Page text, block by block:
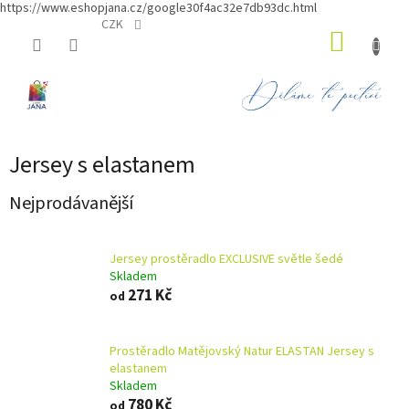
https://www.eshopjana.cz/google30f4ac32e7db93dc.html
CZK
Jersey s elastanem
Nejprodávanější
Jersey prostěradlo EXCLUSIVE světle šedé
Skladem
od 271 Kč
Prostěradlo Matějovský Natur ELASTAN Jersey s
elastanem
Skladem